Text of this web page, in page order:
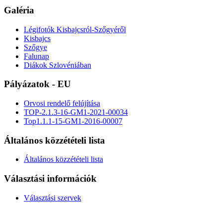
Galéria
Légifotók Kisbajcsról-Szőgyéről
Kisbajcs
Szőgye
Falunap
Diákok Szlovéniában
Pályázatok - EU
Orvosi rendelő felújítása
TOP-2.1.3-16-GM1-2021-00034
Top1.1.1-15-GM1-2016-00007
Általános közzétételi lista
Általános közzétételi lista
Választási információk
Választási szervek